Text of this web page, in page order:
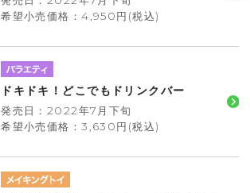
希望小売価格：4,950円(税込)
ドキドキ！どこでもドリンクバー
発売日：2022年7月下旬
希望小売価格：3,630円(税込)